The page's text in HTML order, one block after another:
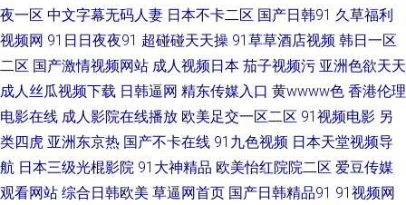
免费 老司机福利导航网 日韩A级免费 天天干天天日本 91黑丝高跟 草莓com
白丝美女后入内射 福利视频导航黑丝 狼友视频aa 日本黄色高清视频 天天草
人人草 亚洲视频日韩中文 91最新在线视频 大香蕉少妇 韩日VA 麻豆久久草
人人操人人 天天成人社区 91大香焦Cn www乱伦con 福利你懂的 韩日AV导航
夜一区 中文字幕无码人妻 日本不卡二区 国产日韩91 久草福利
视频网 91日日夜夜91 超碰碰天天操 91草草酒店视频 韩日一区
二区 国产激情视频网站 成人视频日本 茄子视频污 亚洲色欲天天
成人丝瓜视频下载 日韩逼网 精东传媒入口 黄wwww色 香港伦理
电影在线 成人影院在线播放 欧美足交一区二区 91视频电影 另
类四虎 亚洲东京热 国产不卡在线 91九色视频 日本天堂视频导
航 日本三级光棍影院 91大神精品 欧美怡红院院二区 爱豆传媒
观看网站 综合日韩欧美 草逼网首页 国产日韩精品91 91视频网